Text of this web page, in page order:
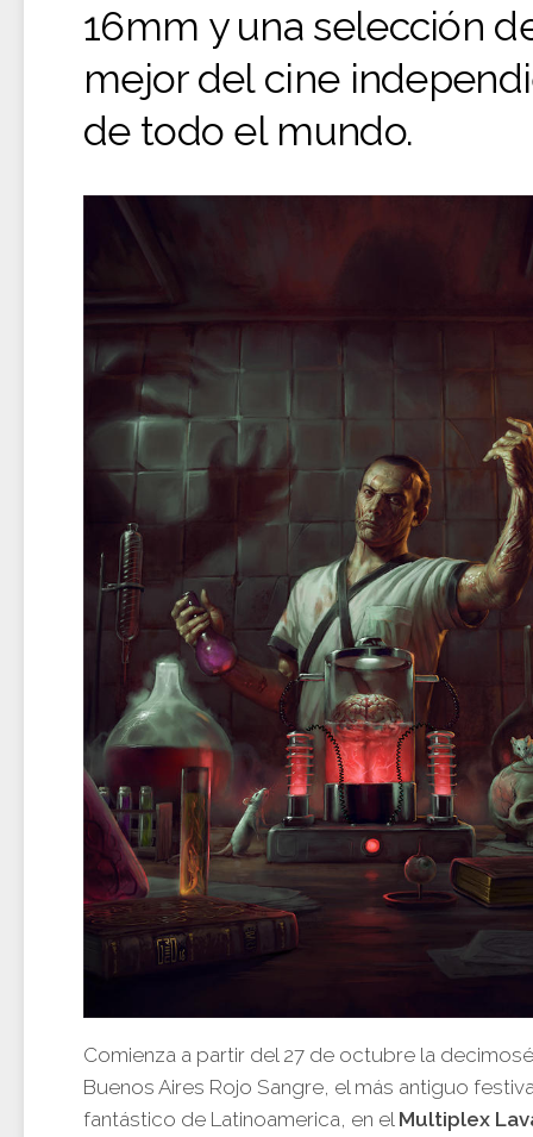
16mm y una selección
mejor del cine
de todo el mundo.
Comienza a partir del 27 de octubre la
Buenos Aires Rojo Sangre, el más antiguo
fantástico de Latinoamerica, en el Multiplex